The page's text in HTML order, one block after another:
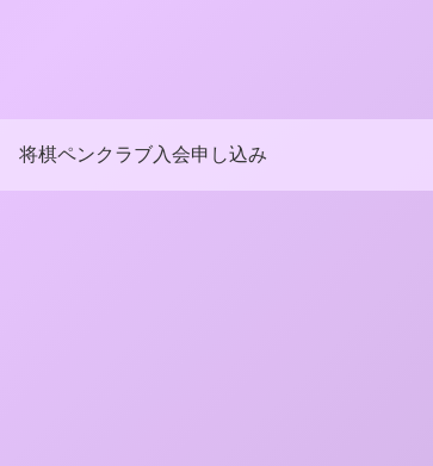
将棋ペンクラブ入会申し込み